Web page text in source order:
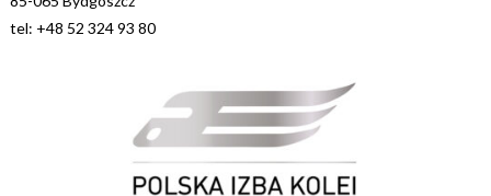
tel: +48 52 324 93 80